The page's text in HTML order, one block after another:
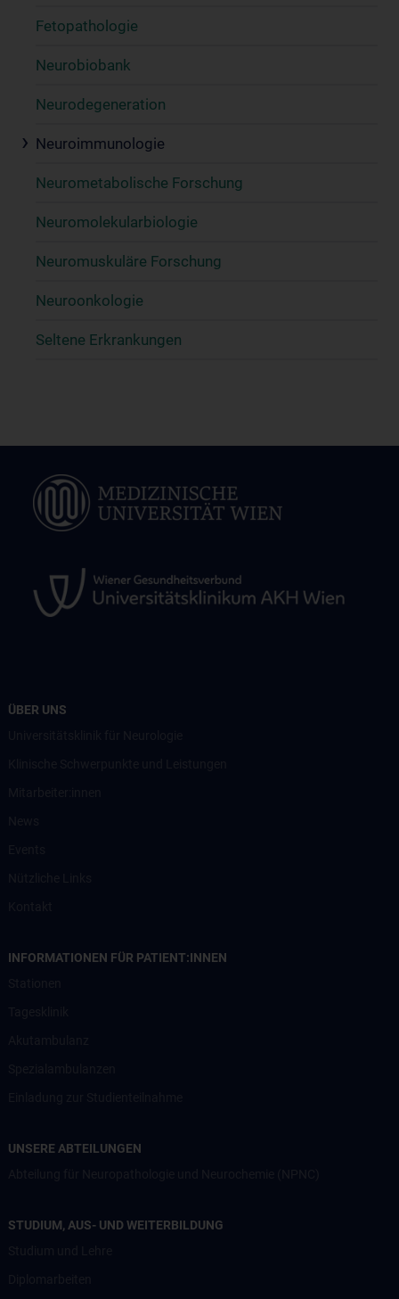
Fetopathologie
Neurobiobank
Neurodegeneration
Neuroimmunologie
Neurometabolische Forschung
Neuromolekularbiologie
Neuromuskuläre Forschung
Neuroonkologie
Seltene Erkrankungen
ÜBER UNS
INFORMATIONEN FÜR PATIENT:INNEN
UNSERE ABTEILUNGEN
STUDIUM, AUS- UND WEITERBILDUNG